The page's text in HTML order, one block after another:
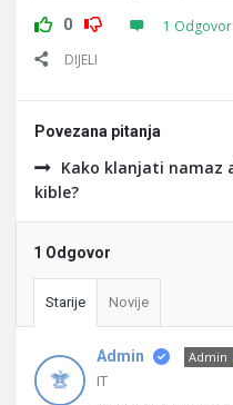
0 1 Odgovor
DIJELI
Povezana pitanja
Kako klanjati namaz
kible?
1 Odgovor
Starije Novije
Admin Admin
IT